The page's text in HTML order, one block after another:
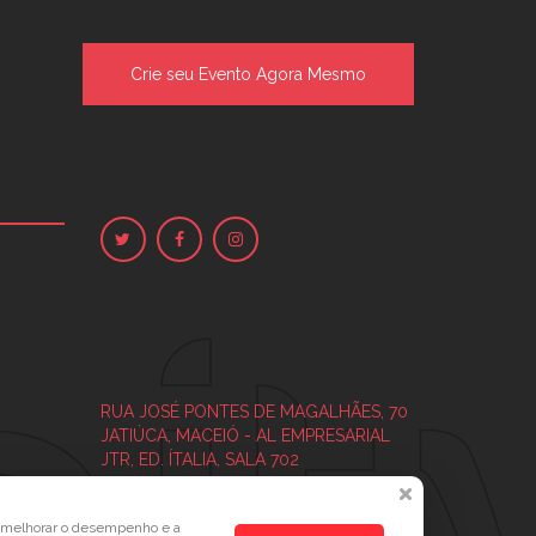
Crie seu Evento Agora Mesmo
RUA JOSÉ PONTES DE MAGALHÃES, 70
JATIÚCA, MACEIÓ - AL
EMPRESARIAL
JTR, ED. ÍTALIA, SALA 702
o desempenho e a